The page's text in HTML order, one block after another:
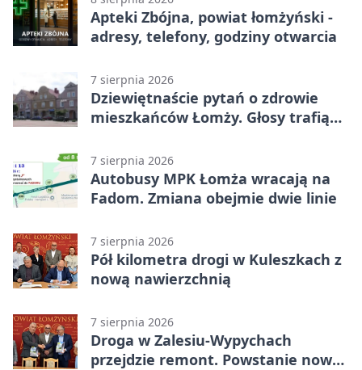
Apteki Zbójna, powiat łomżyński -
adresy, telefony, godziny otwarcia
7 sierpnia 2026
Dziewiętnaście pytań o zdrowie
mieszkańców Łomży. Głosy trafią
7 sierpnia 2026
Autobusy MPK Łomża wracają na
Fadom. Zmiana obejmie dwie linie
7 sierpnia 2026
Pół kilometra drogi w Kuleszkach z
nową nawierzchnią
7 sierpnia 2026
Droga w Zalesiu-Wypychach
przejdzie remont. Powstanie nowa